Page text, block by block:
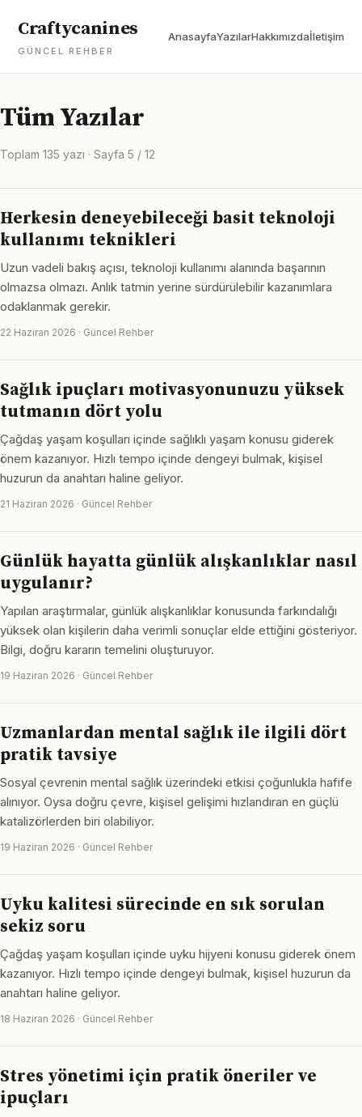
Craftycanines
GÜNCEL REHBER
AnasayfaYazılarHakkımızdaİletişim
Tüm Yazılar
Toplam 135 yazı · Sayfa 5 / 12
Herkesin deneyebileceği basit teknoloji
kullanımı teknikleri
Uzun vadeli bakış açısı, teknoloji kullanımı alanında başarının
olmazsa olmazı. Anlık tatmin yerine sürdürülebilir kazanımlara
odaklanmak gerekir.
22 Haziran 2026 · Güncel Rehber
Sağlık ipuçları motivasyonunuzu yüksek
tutmanın dört yolu
Çağdaş yaşam koşulları içinde sağlıklı yaşam konusu giderek
önem kazanıyor. Hızlı tempo içinde dengeyi bulmak, kişisel
huzurun da anahtarı haline geliyor.
21 Haziran 2026 · Güncel Rehber
Günlük hayatta günlük alışkanlıklar nasıl
uygulanır?
Yapılan araştırmalar, günlük alışkanlıklar konusunda farkındalığı
yüksek olan kişilerin daha verimli sonuçlar elde ettiğini gösteriyor.
Bilgi, doğru kararın temelini oluşturuyor.
19 Haziran 2026 · Güncel Rehber
Uzmanlardan mental sağlık ile ilgili dört
pratik tavsiye
Sosyal çevrenin mental sağlık üzerindeki etkisi çoğunlukla hafife
alınıyor. Oysa doğru çevre, kişisel gelişimi hızlandıran en güçlü
katalizörlerden biri olabiliyor.
19 Haziran 2026 · Güncel Rehber
Uyku kalitesi sürecinde en sık sorulan
sekiz soru
Çağdaş yaşam koşulları içinde uyku hijyeni konusu giderek önem
kazanıyor. Hızlı tempo içinde dengeyi bulmak, kişisel huzurun da
anahtarı haline geliyor.
18 Haziran 2026 · Güncel Rehber
Stres yönetimi için pratik öneriler ve
ipuçları